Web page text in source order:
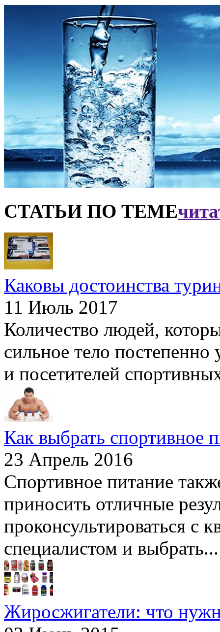
СТАТЬИ ПО ТЕМЕ
Каковы достоинства
11 Июль 2017
Количество людей,
сильное тело постепенно
и посетителей
Как выбрать спортивное
23 Апрель 2016
Спортивное питание
приносить отличные
проконсультироваться с
специалистом и выбрать...
Жиросжигатели: что